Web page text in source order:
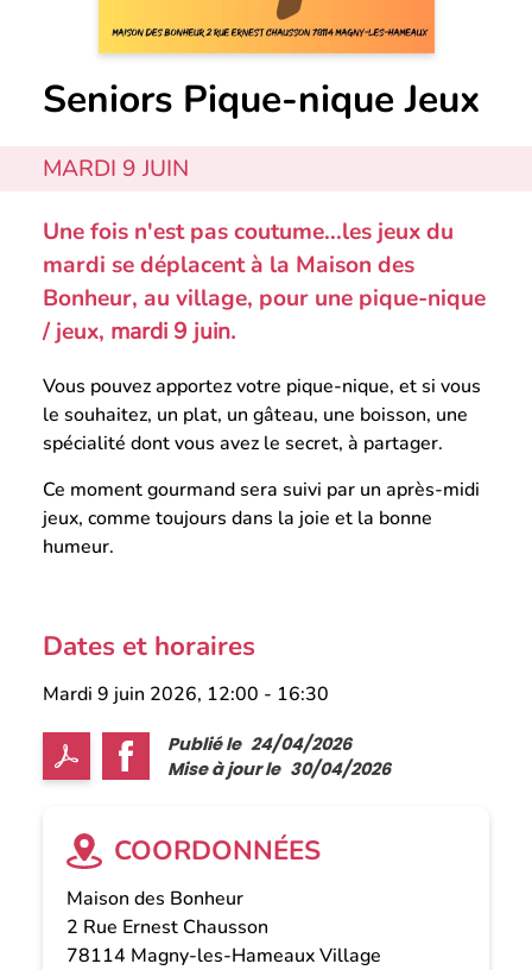
Seniors Pique-nique Jeux
MARDI 9 JUIN
Une fois n'est pas coutume...les jeux du
mardi se déplacent à la Maison des
Bonheur, au village, pour une pique-nique
/ jeux, mardi 9 juin.
Vous pouvez apportez votre pique-nique, et si vous
le souhaitez, un plat, un gâteau, une boisson, une
spécialité dont vous avez le secret, à partager.
Ce moment gourmand sera suivi par un après-midi
jeux, comme toujours dans la joie et la bonne
humeur.
Dates et horaires
Mardi 9 juin 2026, 12:00 - 16:30
Publié le 24/04/2026
Mise à jour le 30/04/2026
COORDONNÉES
Maison des Bonheur
2 Rue Ernest Chausson
78114 Magny-les-Hameaux Village